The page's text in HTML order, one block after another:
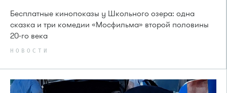
Бесплатные кинопоказы у Школьного озера: одна
сказка и три комедии «Мосфильма» второй половины
20-го века
НОВОСТИ